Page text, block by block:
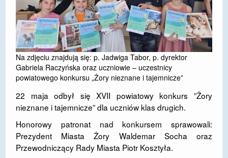
GALERIA
SPORT
DOSTĘPNOŚĆ
POLITYKA PRYWATNOŚCI
RODO
EGZAMIN ÓSMOKLASISTY
STANDARDY OCHRONY MAŁOLETNICH
Na zdjęciu znajdują się: p. Jadwiga Tabor, p. dyrektor
Gabriela Raczyńska oraz uczniowie – uczestnicy
powiatowego konkursu „Żory nieznane i tajemnicze”
22 maja odbył się XVII powiatowy konkurs ”Żory
nieznane i tajemnicze” dla uczniów klas drugich.
Honorowy patronat nad konkursem sprawowali:
Prezydent Miasta Żory Waldemar Socha oraz
Przewodniczący Rady Miasta Piotr Kosztyła.